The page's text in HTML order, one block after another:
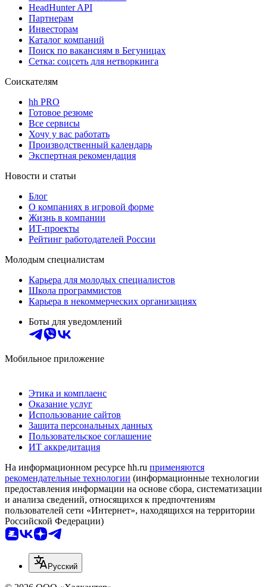
HeadHunter API
Партнерам
Инвесторам
Каталог компаний
Поиск по вакансиям в Бегуницах
Сетка: соцсеть для нетворкинга
Соискателям
hh PRO
Готовое резюме
Все сервисы
Хочу у вас работать
Производственный календарь
Экспертная рекомендация
Новости и статьи
Блог
О компаниях в игровой форме
Жизнь в компании
ИТ-проекты
Рейтинг работодателей России
Молодым специалистам
Карьера для молодых специалистов
Школа программистов
Карьера в некоммерческих организациях
Боты для уведомлений
Мобильное приложение
Этика и комплаенс
Оказание услуг
Использование сайтов
Защита персональных данных
Пользовательское соглашение
ИТ аккредитация
На информационном ресурсе hh.ru применяются
рекомендательные технологии (информационные технологии
предоставления информации на основе сбора, систематизации
и анализа сведений, относящихся к предпочтениям
пользователей сети «Интернет», находящихся на территории
Российской Федерации)
Русский